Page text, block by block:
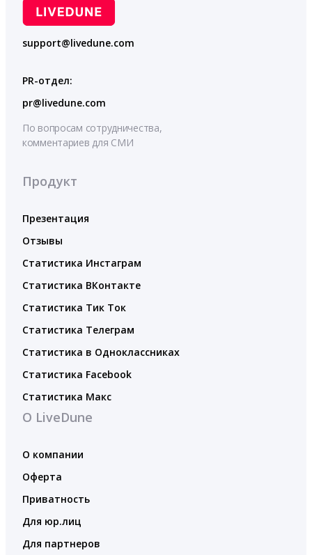
support@livedune.com
PR-отдел:
pr@livedune.com
По вопросам сотрудничества,
комментариев для СМИ
Продукт
Презентация
Отзывы
Статистика Инстаграм
Статистика ВКонтакте
Статистика Тик Ток
Статистика Телеграм
Статистика в Одноклассниках
Статистика Facebook
Статистика Макс
О LiveDune
О компании
Оферта
Приватность
Для юр.лиц
Для партнеров